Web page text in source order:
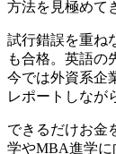
方法を見極めて
試行錯誤を重ね
も合格。英語の
今では外資系企
レポートしなが
できるだけお金
学やMBA進学に